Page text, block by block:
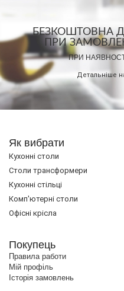
БЕЗКОШТОВНА
ПРИ
ПРИ
Детальніше
Як вибрати
Кухонні столи
Cтоли трансформери
Кухонні стільці
Комп'ютерні столи
Офісні крісла
Покупець
Правила работи
Мій профіль
Історія замовлень